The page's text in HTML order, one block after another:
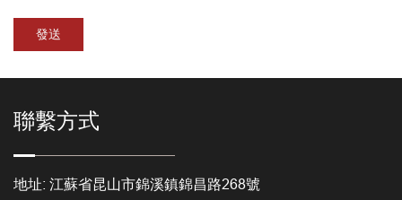
聯繫方式
地址: 江蘇省昆山市錦溪鎮錦昌路268號